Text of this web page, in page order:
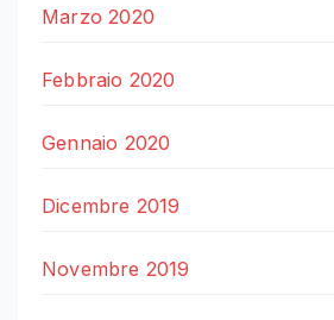
Marzo 2020
Febbraio 2020
Gennaio 2020
Dicembre 2019
Novembre 2019